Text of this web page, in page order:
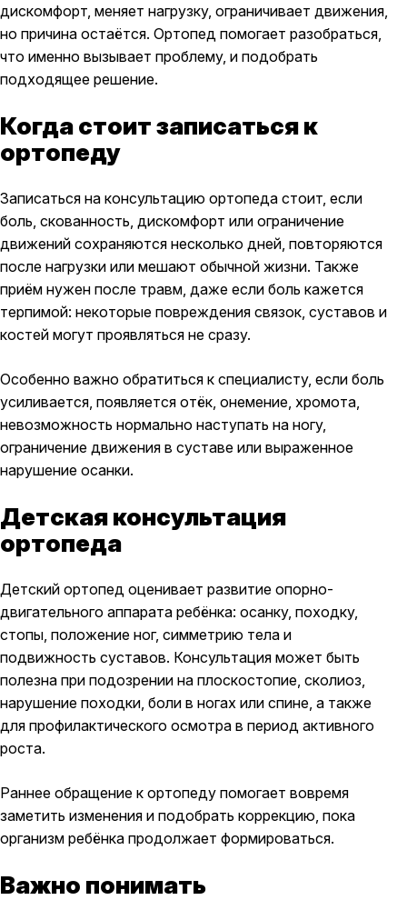
дискомфорт, меняет нагрузку, ограничивает движения,
но причина остаётся. Ортопед помогает разобраться,
что именно вызывает проблему, и подобрать
подходящее решение.
Когда стоит записаться к
ортопеду
Записаться на консультацию ортопеда стоит, если
боль, скованность, дискомфорт или ограничение
движений сохраняются несколько дней, повторяются
после нагрузки или мешают обычной жизни. Также
приём нужен после травм, даже если боль кажется
терпимой: некоторые повреждения связок, суставов и
костей могут проявляться не сразу.
Особенно важно обратиться к специалисту, если боль
усиливается, появляется отёк, онемение, хромота,
невозможность нормально наступать на ногу,
ограничение движения в суставе или выраженное
нарушение осанки.
Детская консультация
ортопеда
Детский ортопед оценивает развитие опорно-
двигательного аппарата ребёнка: осанку, походку,
стопы, положение ног, симметрию тела и
подвижность суставов. Консультация может быть
полезна при подозрении на плоскостопие, сколиоз,
нарушение походки, боли в ногах или спине, а также
для профилактического осмотра в период активного
роста.
Раннее обращение к ортопеду помогает вовремя
заметить изменения и подобрать коррекцию, пока
организм ребёнка продолжает формироваться.
Важно понимать